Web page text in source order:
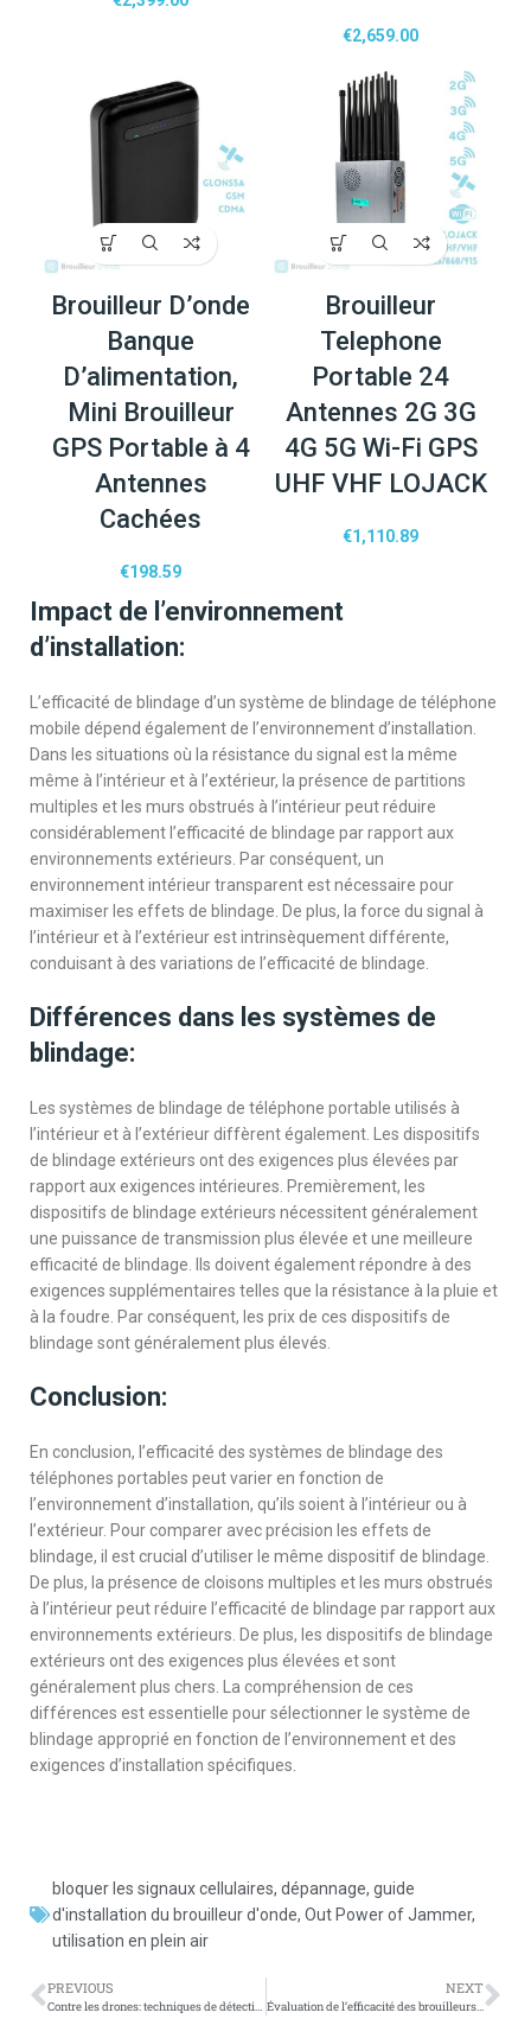
€2,659.00
Brouilleur D’onde
Banque
D’alimentation,
Mini Brouilleur
GPS Portable à 4
Antennes
Cachées
€198.59
Brouilleur
Telephone
Portable 24
Antennes 2G 3G
4G 5G Wi-Fi GPS
UHF VHF LOJACK
€1,110.89
Impact de l’environnement
d’installation:
L’efficacité de blindage d’un système de blindage de téléphone
mobile dépend également de l’environnement d’installation.
Dans les situations où la résistance du signal est la même
même à l’intérieur et à l’extérieur, la présence de partitions
multiples et les murs obstrués à l’intérieur peut réduire
considérablement l’efficacité de blindage par rapport aux
environnements extérieurs. Par conséquent, un
environnement intérieur transparent est nécessaire pour
maximiser les effets de blindage. De plus, la force du signal à
l’intérieur et à l’extérieur est intrinsèquement différente,
conduisant à des variations de l’efficacité de blindage.
Différences dans les systèmes de
blindage:
Les systèmes de blindage de téléphone portable utilisés à
l’intérieur et à l’extérieur diffèrent également. Les dispositifs
de blindage extérieurs ont des exigences plus élevées par
rapport aux exigences intérieures. Premièrement, les
dispositifs de blindage extérieurs nécessitent généralement
une puissance de transmission plus élevée et une meilleure
efficacité de blindage. Ils doivent également répondre à des
exigences supplémentaires telles que la résistance à la pluie et
à la foudre. Par conséquent, les prix de ces dispositifs de
blindage sont généralement plus élevés.
Conclusion:
En conclusion, l’efficacité des systèmes de blindage des
téléphones portables peut varier en fonction de
l’environnement d’installation, qu’ils soient à l’intérieur ou à
l’extérieur. Pour comparer avec précision les effets de
blindage, il est crucial d’utiliser le même dispositif de blindage.
De plus, la présence de cloisons multiples et les murs obstrués
à l’intérieur peut réduire l’efficacité de blindage par rapport aux
environnements extérieurs. De plus, les dispositifs de blindage
extérieurs ont des exigences plus élevées et sont
généralement plus chers. La compréhension de ces
différences est essentielle pour sélectionner le système de
blindage approprié en fonction de l’environnement et des
exigences d’installation spécifiques.
bloquer les signaux cellulaires, dépannage, guide
d'installation du brouilleur d'onde, Out Power of Jammer,
utilisation en plein air
PREVIOUS NEXT
Évaluation de l’efficacité des brouilleurs téléphone de prison